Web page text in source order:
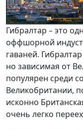
Гибралтар – это
оффшорной
гаваней.
но зависимая от
популярен среди
Великобритании,
исконно
очень легко